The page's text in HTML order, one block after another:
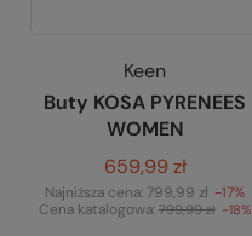
Keen
Buty KOSA PYRENEES
WOMEN
659,99 zł
Najniższa cena: 799,99 zł -17%
Cena katalogowa:799,99 zł -18%